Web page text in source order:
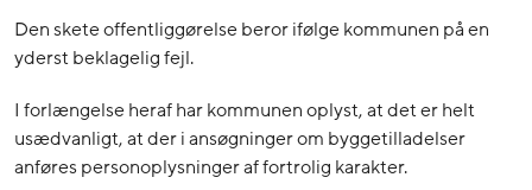
Den skete offentliggørelse beror ifølge kommunen på en
yderst beklagelig fejl.
I forlængelse heraf har kommunen oplyst, at det er helt
usædvanligt, at der i ansøgninger om byggetilladelser
anføres personoplysninger af fortrolig karakter.